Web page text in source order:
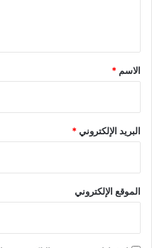
*
الاسم *
البريد الإلكتروني*
الموقع الإلكتروني